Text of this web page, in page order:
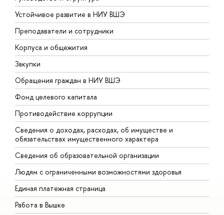
Устойчивое развитие в НИУ ВШЭ
Преподаватели и сотрудники
Корпуса и общежития
Закупки
Обращения граждан в НИУ ВШЭ
Фонд целевого капитала
Противодействие коррупции
Сведения о доходах, расходах, об имуществе и
обязательствах имущественного характера
Сведения об образовательной организации
Людям с ограниченными возможностями здоровья
Единая платежная страница
Работа в Вышке